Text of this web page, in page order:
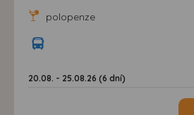
polopenze
20.08. - 25.08.26 (6 dní)